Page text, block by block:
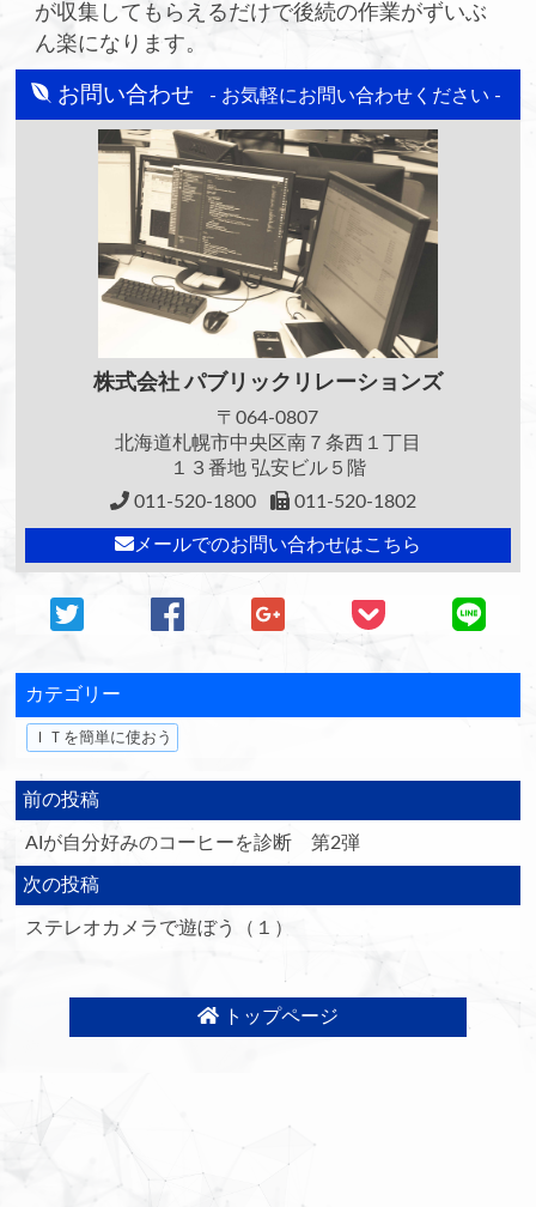
が収集してもらえるだけで後続の作業がずいぶ
ん楽になります。
お問い合わせ - お気軽にお問い合わせください -
株式会社パブリックリレーションズ
〒064-0807
北海道札幌市中央区南７条西１丁目
１３番地 弘安ビル５階
011-520-1800
011-520-1802
メールでのお問い合わせはこちら
カテゴリー
ＩＴを簡単に使おう
前の投稿
AIが自分好みのコーヒーを診断 第2弾
次の投稿
ステレオカメラで遊ぼう（１）
トップページ